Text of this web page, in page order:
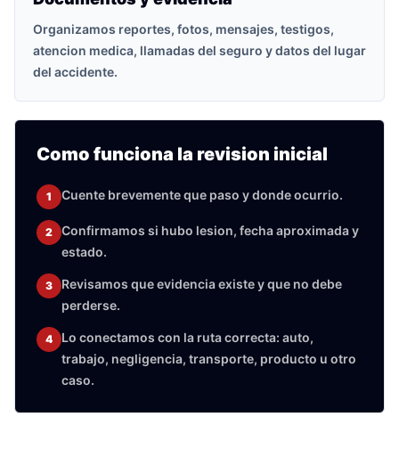
Organizamos reportes, fotos, mensajes, testigos,
atencion medica, llamadas del seguro y datos del lugar
del accidente.
Como funciona la revision inicial
1 Cuente brevemente que paso y donde ocurrio.
2
Confirmamos si hubo lesion, fecha aproximada y
estado.
3
Revisamos que evidencia existe y que no debe
perderse.
4
Lo conectamos con la ruta correcta: auto,
trabajo, negligencia, transporte, producto u otro
caso.